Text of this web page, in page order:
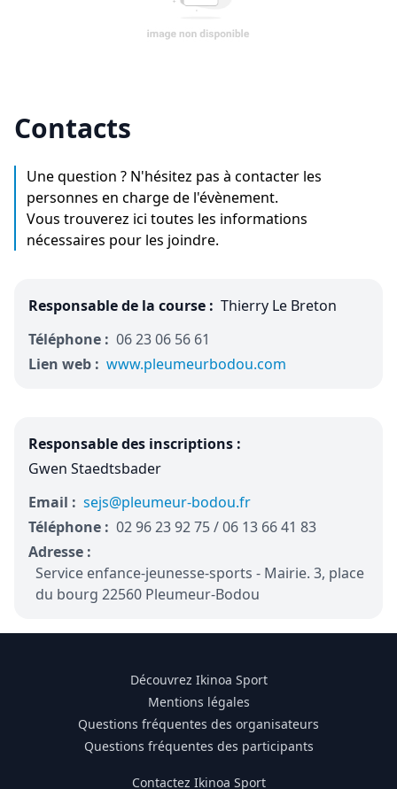
Contacts
Une question ? N'hésitez pas à contacter les
personnes en charge de l'évènement.
Vous trouverez ici toutes les informations
nécessaires pour les joindre.
Responsable de la course : Thierry Le Breton
Téléphone : 06 23 06 56 61
Lien web : www.pleumeurbodou.com
Responsable des inscriptions :
Gwen Staedtsbader
Email : sejs@pleumeur-bodou.fr
Téléphone : 02 96 23 92 75 / 06 13 66 41 83
Adresse :
Service enfance-jeunesse-sports - Mairie. 3, place
du bourg 22560 Pleumeur-Bodou
Découvrez Ikinoa Sport
Mentions légales
Questions fréquentes des organisateurs
Questions fréquentes des participants
Contactez Ikinoa Sport